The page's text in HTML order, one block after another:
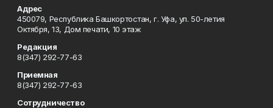
Адрес
450079, Республика Башкортостан, г. Уфа, ул. 50-летия
Октября, 13, Дом печати, 10 этаж
Редакция
8(347) 292-77-63
Приемная
8(347) 292-77-63
Сотрудничество